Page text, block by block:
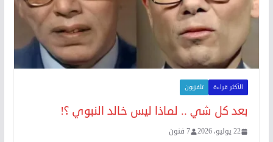
الأكثر قراءة تلفزيون
بعد كل شي .. لماذا ليس خالد النبوي ؟!
22 يوليو، 2026 7 فنون